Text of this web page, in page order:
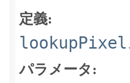
定義:
lookupPixel
パラメータ: